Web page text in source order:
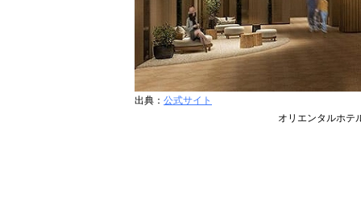
出典： 公式サイト
オリエンタルホテ